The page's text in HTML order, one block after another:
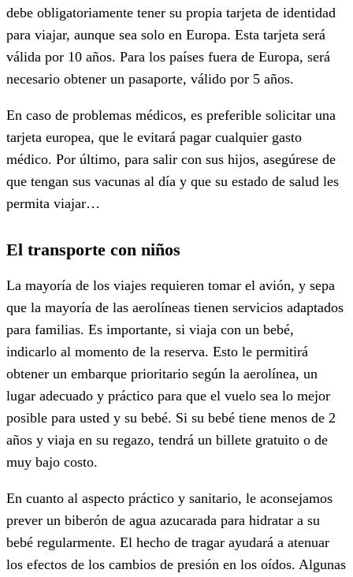
debe obligatoriamente tener su propia tarjeta de identidad
para viajar, aunque sea solo en Europa. Esta tarjeta será
válida por 10 años. Para los países fuera de Europa, será
necesario obtener un pasaporte, válido por 5 años.
En caso de problemas médicos, es preferible solicitar una
tarjeta europea, que le evitará pagar cualquier gasto
médico. Por último, para salir con sus hijos, asegúrese de
que tengan sus vacunas al día y que su estado de salud les
permita viajar…
El transporte con niños
La mayoría de los viajes requieren tomar el avión, y sepa
que la mayoría de las aerolíneas tienen servicios adaptados
para familias. Es importante, si viaja con un bebé,
indicarlo al momento de la reserva. Esto le permitirá
obtener un embarque prioritario según la aerolínea, un
lugar adecuado y práctico para que el vuelo sea lo mejor
posible para usted y su bebé. Si su bebé tiene menos de 2
años y viaja en su regazo, tendrá un billete gratuito o de
muy bajo costo.
En cuanto al aspecto práctico y sanitario, le aconsejamos
prever un biberón de agua azucarada para hidratar a su
bebé regularmente. El hecho de tragar ayudará a atenuar
los efectos de los cambios de presión en los oídos. Algunas